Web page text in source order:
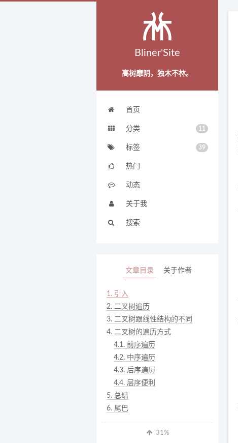
Bliner'Site
高树靡阴，独木不林。
首页
分类 11
标签 39
热门
动态
关于我
搜索
文章目录 关于作者
1. 引入
2. 二叉树遍历
3. 二叉树跟线性结构的不同
4. 二叉树的遍历方式
4.1. 前序遍历
4.2. 中序遍历
4.3. 后序遍历
4.4. 层序便利
5. 总结
6. 尾巴
31%